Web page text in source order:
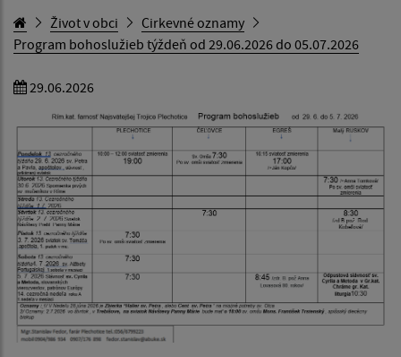
Život v obci
Cirkevné oznamy
Program bohoslužieb týždeň od 29.06.2026 do 05.07.2026
29.06.2026